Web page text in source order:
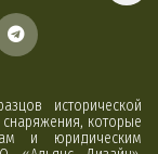
исторической
которые
и юридическим